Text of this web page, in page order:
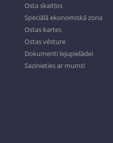
Osta skaitļos
Speciālā ekonomiskā zona
Ostas kartes
Ostas vēsture
Dokumenti lejupielādei
Sazinieties ar mums!